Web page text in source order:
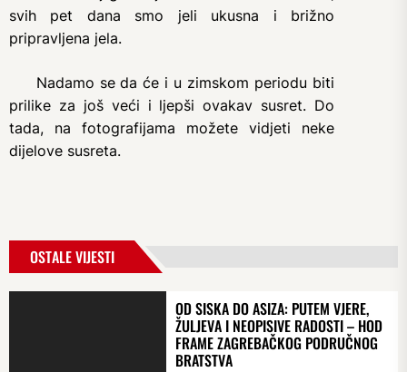
svih pet dana smo jeli ukusna i brižno
pripravljena jela.
Nadamo se da će i u zimskom periodu biti
prilike za još veći i ljepši ovakav susret. Do
tada, na fotografijama možete vidjeti neke
dijelove susreta.
OSTALE VIJESTI
OD SISKA DO ASIZA: PUTEM VJERE,
ŽULJEVA I NEOPISIVE RADOSTI – HOD
FRAME ZAGREBAČKOG PODRUČNOG
BRATSTVA